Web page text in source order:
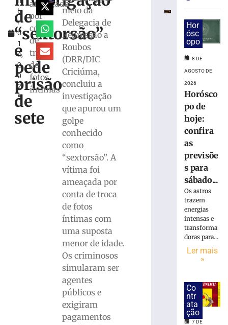
b
r
o
1
4,
2
0
2
5
de
“sextorsão”
e
pede
prisão
de
sete
ameaçada
por
conta
de
troca
de
fotos
íntimas
meio da
Delegacia de
Repressão a
Roubos
(DRR/DIC
Criciúma,
concluiu a
investigação
que apurou um
golpe
conhecido
como
“sextorsão”. A
vítima foi
ameaçada por
conta de troca
de fotos
íntimas com
uma suposta
menor de idade.
Os criminosos
simularam ser
agentes
públicos e
exigiram
pagamentos
bombeiros
resgatam
Gaspar
Duas
pessoas
detidas
suspeita
tráfico
Brusque
Hor
ósc
opo
8 DE
AGOSTO DE
2026
Horósco
po de
hoje:
confira
as
previsõe
s para
sábado...
Os astros
trazem
energias
intensas e
transforma
doras para...
Ler mais
»
Co
ntr
ata
ção
7 DE